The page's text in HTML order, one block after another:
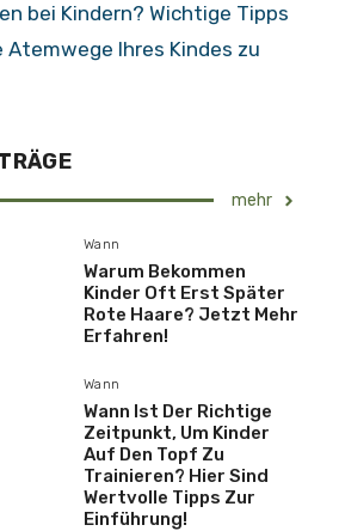
bei Kindern? Wichtige Tipps
Atemwege Ihres Kindes zu
mehr
Wann
Warum Bekommen
Kinder Oft Erst Später
Rote Haare? Jetzt Mehr
Erfahren!
Wann
Wann Ist Der Richtige
Zeitpunkt, Um Kinder
Auf Den Topf Zu
Trainieren? Hier Sind
Wertvolle Tipps Zur
Einführung!